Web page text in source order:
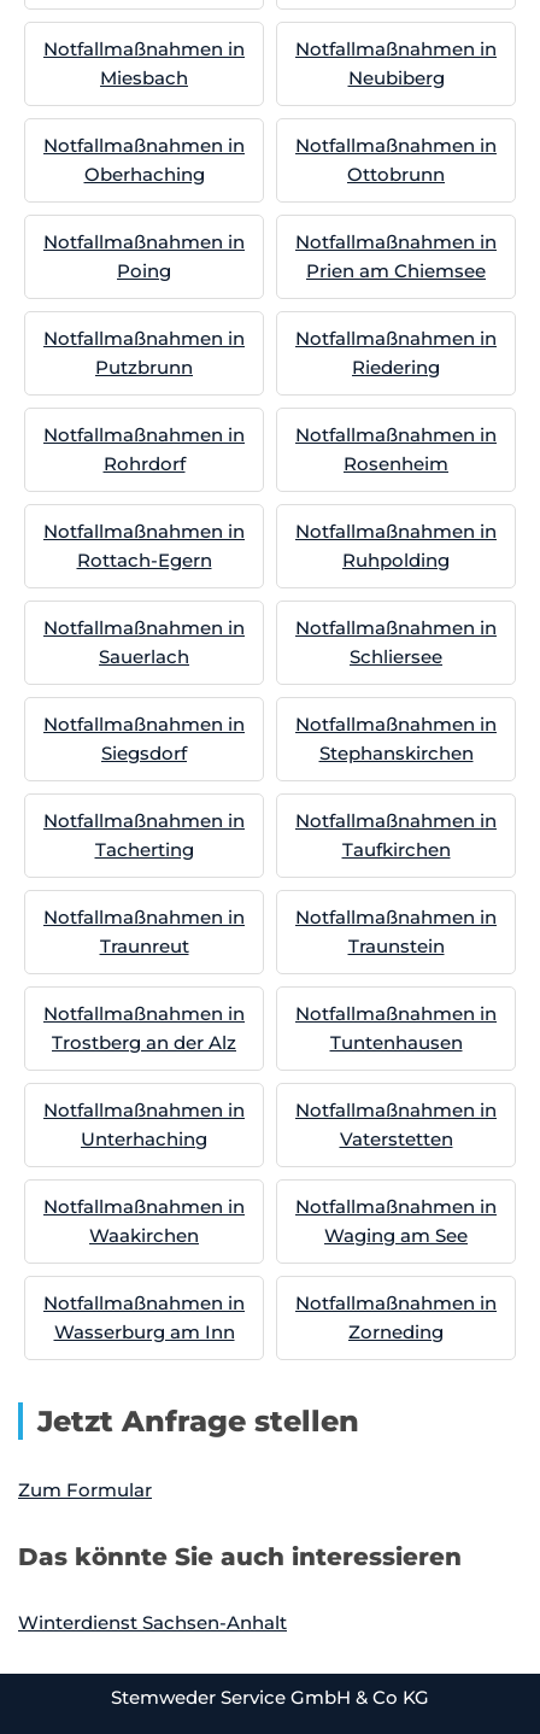
Notfallmaßnahmen in
Miesbach
Notfallmaßnahmen in
Neubiberg
Notfallmaßnahmen in
Oberhaching
Notfallmaßnahmen in
Ottobrunn
Notfallmaßnahmen in
Poing
Notfallmaßnahmen in
Prien am Chiemsee
Notfallmaßnahmen in
Putzbrunn
Notfallmaßnahmen in
Riedering
Notfallmaßnahmen in
Rohrdorf
Notfallmaßnahmen in
Rosenheim
Notfallmaßnahmen in
Rottach-Egern
Notfallmaßnahmen in
Ruhpolding
Notfallmaßnahmen in
Sauerlach
Notfallmaßnahmen in
Schliersee
Notfallmaßnahmen in
Siegsdorf
Notfallmaßnahmen in
Stephanskirchen
Notfallmaßnahmen in
Tacherting
Notfallmaßnahmen in
Taufkirchen
Notfallmaßnahmen in
Traunreut
Notfallmaßnahmen in
Traunstein
Notfallmaßnahmen in
Trostberg an der Alz
Notfallmaßnahmen in
Tuntenhausen
Notfallmaßnahmen in
Unterhaching
Notfallmaßnahmen in
Vaterstetten
Notfallmaßnahmen in
Waakirchen
Notfallmaßnahmen in
Waging am See
Notfallmaßnahmen in
Wasserburg am Inn
Notfallmaßnahmen in
Zorneding
Jetzt Anfrage stellen
Zum Formular
Das könnte Sie auch interessieren
Winterdienst Sachsen-Anhalt
Stemweder Service GmbH & Co KG